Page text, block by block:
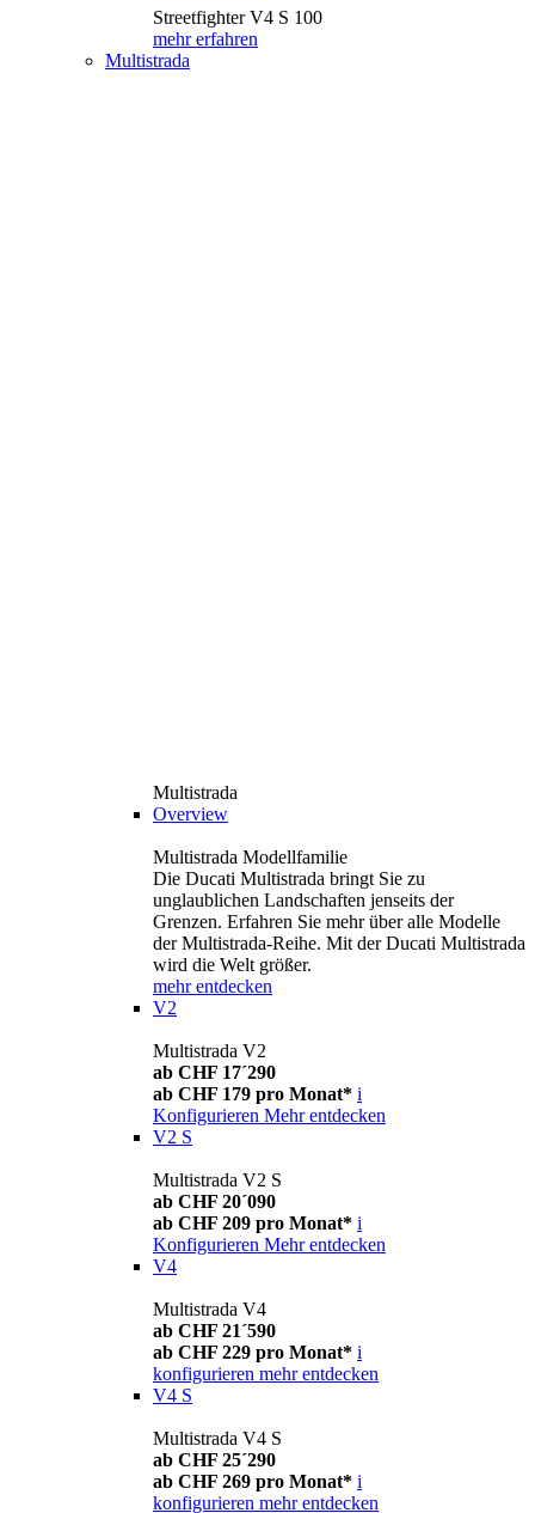
Streetfighter V4 S 100
mehr erfahren
Multistrada
Multistrada
Overview
Multistrada Modellfamilie
Die Ducati Multistrada bringt Sie zu
unglaublichen Landschaften jenseits der
Grenzen. Erfahren Sie mehr über alle Modelle
der Multistrada-Reihe. Mit der Ducati Multistrada
wird die Welt größer.
mehr entdecken
V2
Multistrada V2
ab CHF 17´290
ab CHF 179 pro Monat* i
Konfigurieren Mehr entdecken
V2 S
Multistrada V2 S
ab CHF 20´090
ab CHF 209 pro Monat* i
Konfigurieren Mehr entdecken
V4
Multistrada V4
ab CHF 21´590
ab CHF 229 pro Monat* i
konfigurieren mehr entdecken
V4 S
Multistrada V4 S
ab CHF 25´290
ab CHF 269 pro Monat* i
konfigurieren mehr entdecken